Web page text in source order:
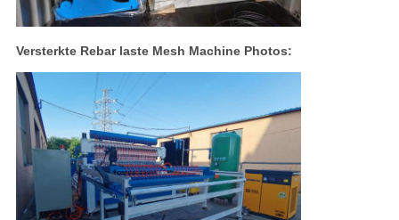
Versterkte Rebar laste Mesh Machine Photos: